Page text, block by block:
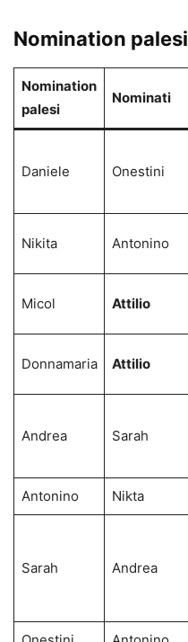
Nomination palesi
Nomination
palesi
Nominati
Daniele Onestini
Nikita Antonino
Micol Attilio
Donnamaria Attilio
Andrea Sarah
Antonino Nikta
Sarah Andrea